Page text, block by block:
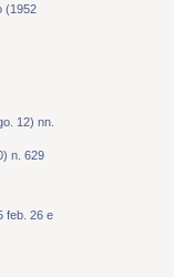
(1952
12) nn.
n. 629
feb. 26 e